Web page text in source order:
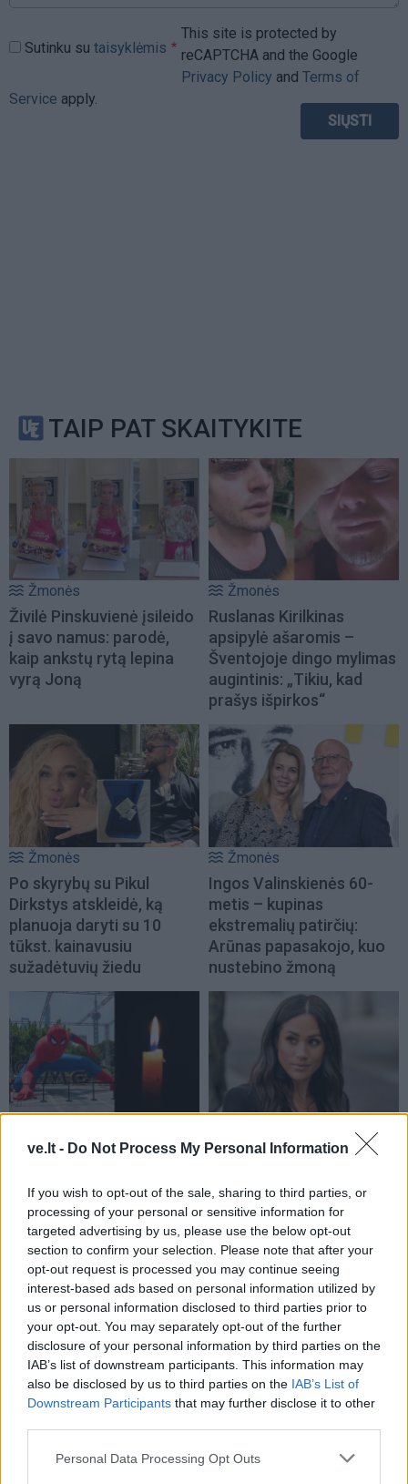
ve.lt - Do Not Process My Personal Information
If you wish to opt-out of the sale, sharing to third parties, or
processing of your personal or sensitive information for
targeted advertising by us, please use the below opt-out
section to confirm your selection. Please note that after your
opt-out request is processed you may continue seeing
interest-based ads based on personal information utilized by
us or personal information disclosed to third parties prior to
your opt-out. You may separately opt-out of the further
disclosure of your personal information by third parties on the
IAB’s list of downstream participants. This information may
also be disclosed by us to third parties on the IAB’s List of
Downstream Participants that may further disclose it to other
Personal Data Processing Opt Outs
Sutinku su taisyklėmis
This site is protected by
reCAPTCHA and the Google
Privacy Policy and Terms of
Service apply.
TAIP PAT SKAITYKITE
Žmonės
Živilė Pinskuvienė įsileido
į savo namus: parodė,
kaip ankstų rytą lepina
vyrą Joną
Žmonės
Ruslanas Kirilkinas
apsipylė ašaromis –
Šventojoje dingo mylimas
augintinis: „Tikiu, kad
prašys išpirkos“
Žmonės
Po skyrybų su Pikul
Dirkstys atskleidė, ką
planuoja daryti su 10
tūkst. kainavusiu
sužadėtuvių žiedu
Žmonės
Ingos Valinskienės 60-
metis – kupinas
ekstremalių patirčių:
Arūnas papasakojo, kuo
nustebino žmoną
Mirė filme „Žmogus
Meghan Markle parodė,
(nuotrauka)
Žmonės
Kristina Meseguer
nustebino: parodė naują
Žmonės
Skiriasi Seimo narys Linas
Jonauskas ir jo žmona
Evita: pora kreipėsi į
teismą(1)